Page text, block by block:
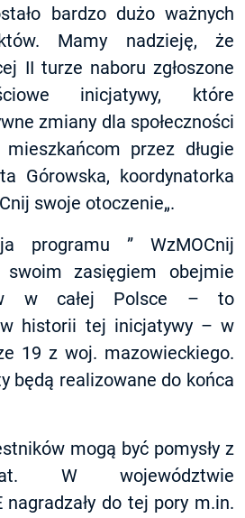
bardzo dużo ważnych
Mamy nadzieję, że
II turze naboru zgłoszone
inicjatywy, które
zmiany dla społeczności
przez długie
Górowska, koordynatorka
swoje otoczenie„.
programu ” WzMOCnij
swoim zasięgiem obejmie
w całej Polsce – to
historii tej inicjatywy – w
19 z woj. mazowieckiego.
będą realizowane do końca
mogą być pomysły z
W województwie
nagradzały do tej pory m.in.